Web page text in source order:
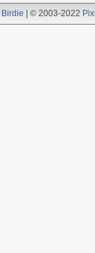
Birdie | © 2003-2022